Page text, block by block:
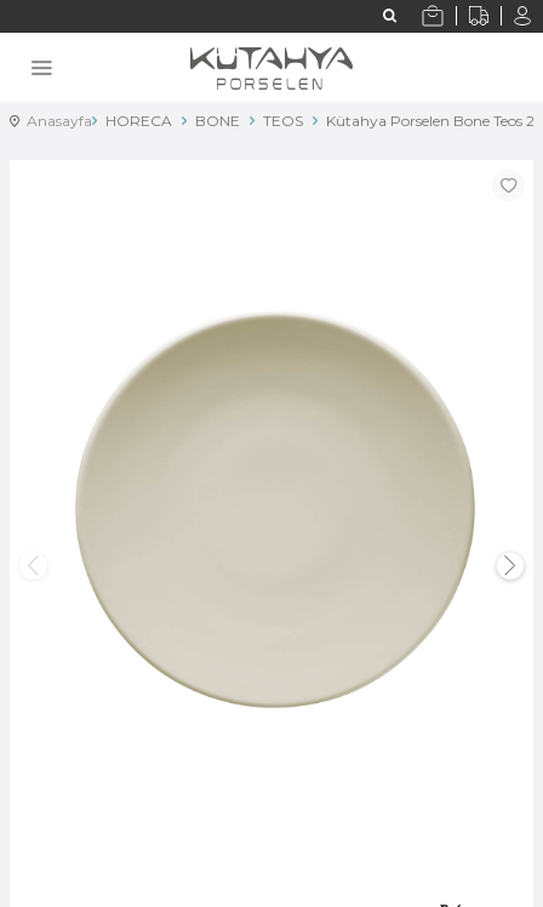
Anasayfa HORECA BONE TEOS Kütahya Porselen Bone Teos